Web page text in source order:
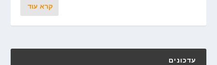
קרא עוד
עדכונים